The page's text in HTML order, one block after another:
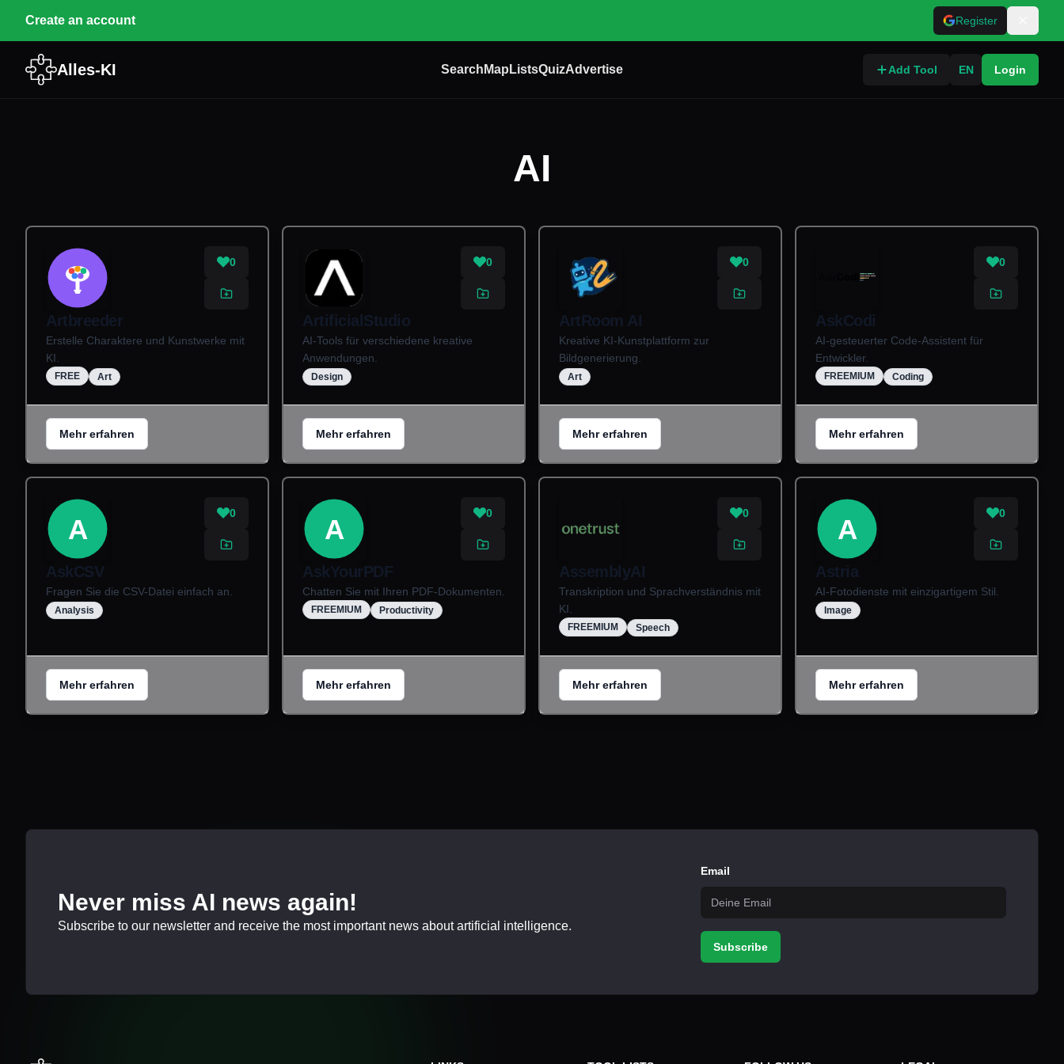
Create an account Register
Alles-KI Search Map ListsQuizAdvertise Add Tool EN Login
AI
0
Artbreeder
Erstelle Charaktere und Kunstwerke mit
KI.
FREE Art
Mehr erfahren
0
ArtificialStudio
AI-Tools für verschiedene kreative
Anwendungen.
Design
Mehr erfahren
0
ArtRoom AI
Kreative KI-Kunstplattform zur
Bildgenerierung.
Art
Mehr erfahren
0
AskCodi
AI-gesteuerter Code-Assistent für
Entwickler.
FREEMIUM Coding
Mehr erfahren
A
0
AskCSV
Fragen Sie die CSV-Datei einfach an.
Analysis
Mehr erfahren
A
0
AskYourPDF
Chatten Sie mit Ihren PDF-Dokumenten.
FREEMIUM Productivity
Mehr erfahren
0
AssemblyAI
Transkription und Sprachverständnis mit
KI.
FREEMIUM Speech
Mehr erfahren
A
0
Astria
AI-Fotodienste mit einzigartigem Stil.
Image
Mehr erfahren
Never miss AI news again!
Subscribe to our newsletter and receive the most important news about artificial intelligence.
Email
Subscribe